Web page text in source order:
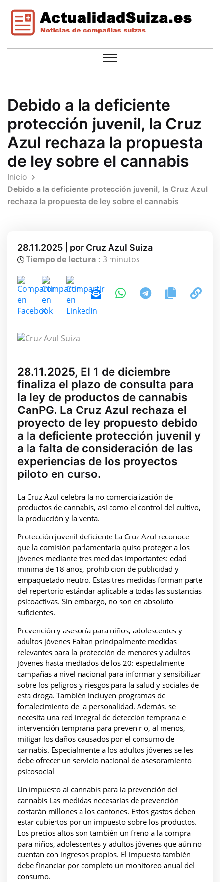
Debido a la deficiente
protección juvenil, la Cruz
Azul rechaza la propuesta
de ley sobre el cannabis
Inicio
Debido a la deficiente protección juvenil, la Cruz Azul
rechaza la propuesta de ley sobre el cannabis
28.11.2025 | por Cruz Azul Suiza
Tiempo de lectura : 3 minutos
28.11.2025, El 1 de diciembre
finaliza el plazo de consulta para
la ley de productos de cannabis
CanPG. La Cruz Azul rechaza el
proyecto de ley propuesto debido
a la deficiente protección juvenil y
a la falta de consideración de las
experiencias de los proyectos
piloto en curso.
La Cruz Azul celebra la no comercialización de
productos de cannabis, así como el control del cultivo,
la producción y la venta.
Protección juvenil deficiente La Cruz Azul reconoce
que la comisión parlamentaria quiso proteger a los
jóvenes mediante tres medidas importantes: edad
mínima de 18 años, prohibición de publicidad y
empaquetado neutro. Estas tres medidas forman parte
del repertorio estándar aplicable a todas las sustancias
psicoactivas. Sin embargo, no son en absoluto
suficientes.
Prevención y asesoría para niños, adolescentes y
adultos jóvenes Faltan principalmente medidas
relevantes para la protección de menores y adultos
jóvenes hasta mediados de los 20: especialmente
campañas a nivel nacional para informar y sensibilizar
sobre los peligros y riesgos para la salud y sociales de
esta droga. También incluyen programas de
fortalecimiento de la personalidad. Además, se
necesita una red integral de detección temprana e
intervención temprana para prevenir o, al menos,
mitigar los daños causados por el consumo de
cannabis. Especialmente a los adultos jóvenes se les
debe ofrecer un servicio nacional de asesoramiento
psicosocial.
Un impuesto al cannabis para la prevención del
cannabis Las medidas necesarias de prevención
costarán millones a los cantones. Estos gastos deben
estar cubiertos por un impuesto sobre los productos.
Los precios altos son también un freno a la compra
para niños, adolescentes y adultos jóvenes que aún no
cuentan con ingresos propios. El impuesto también
debe financiar por completo un monitoreo anual del
consumo.